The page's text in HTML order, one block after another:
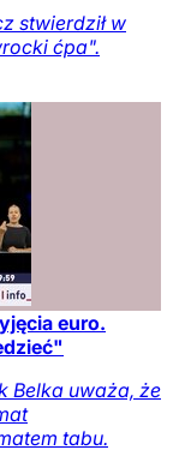
stwierdził w
ćpa".
euro.
Belka uważa, że
tabu.